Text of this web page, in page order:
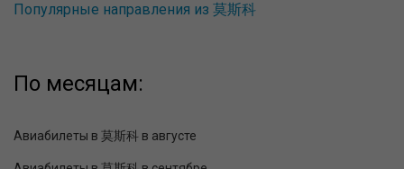
Популярные направления из 莫斯科
По месяцам:
Авиабилеты в 莫斯科 в августе